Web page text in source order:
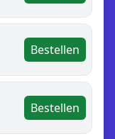
Bestellen
Bestellen